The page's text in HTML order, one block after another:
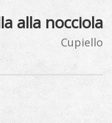
alla nocciola
Cupiello